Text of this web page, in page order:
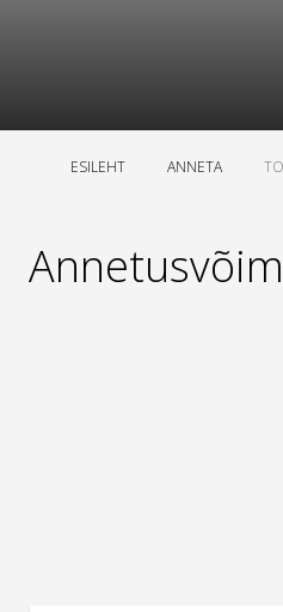
ESILEHT ANNETA